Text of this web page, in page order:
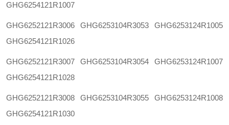
GHG6254121R1007
GHG6252121R3006 GHG6253104R3053
GHG6253124R1005
GHG6254121R1026
GHG6252121R3007 GHG6253104R3054
GHG6253124R1007
GHG6254121R1028
GHG6252121R3008 GHG6253104R3055
GHG6253124R1008
GHG6254121R1030